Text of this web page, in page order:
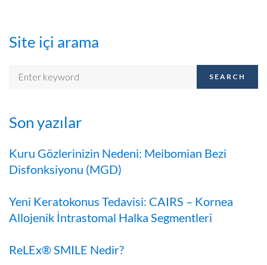
Site içi arama
SEARCH
Son yazılar
Kuru Gözlerinizin Nedeni: Meibomian Bezi
Disfonksiyonu (MGD)
Yeni Keratokonus Tedavisi: CAIRS – Kornea
Allojenik İntrastomal Halka Segmentleri
ReLEx® SMILE Nedir?